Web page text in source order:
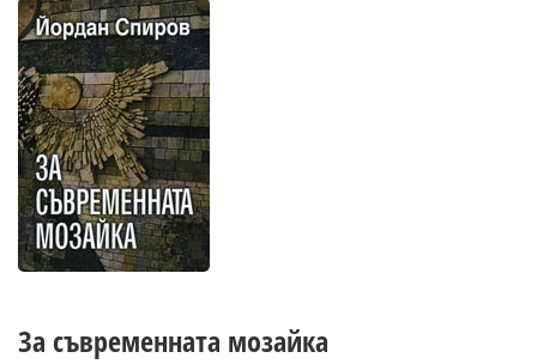
За съвременната мозайка